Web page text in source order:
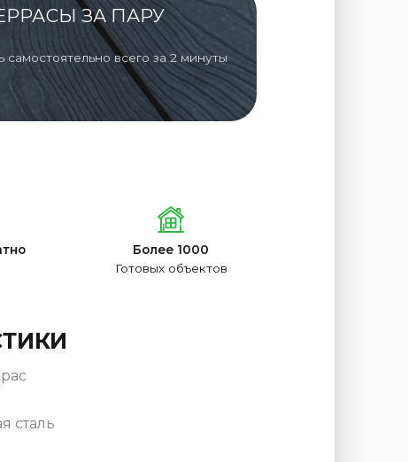
ЗА ПАРУ
самостоятельно всего за 2 минуты
Более 1000
Готовых объектов
сталь